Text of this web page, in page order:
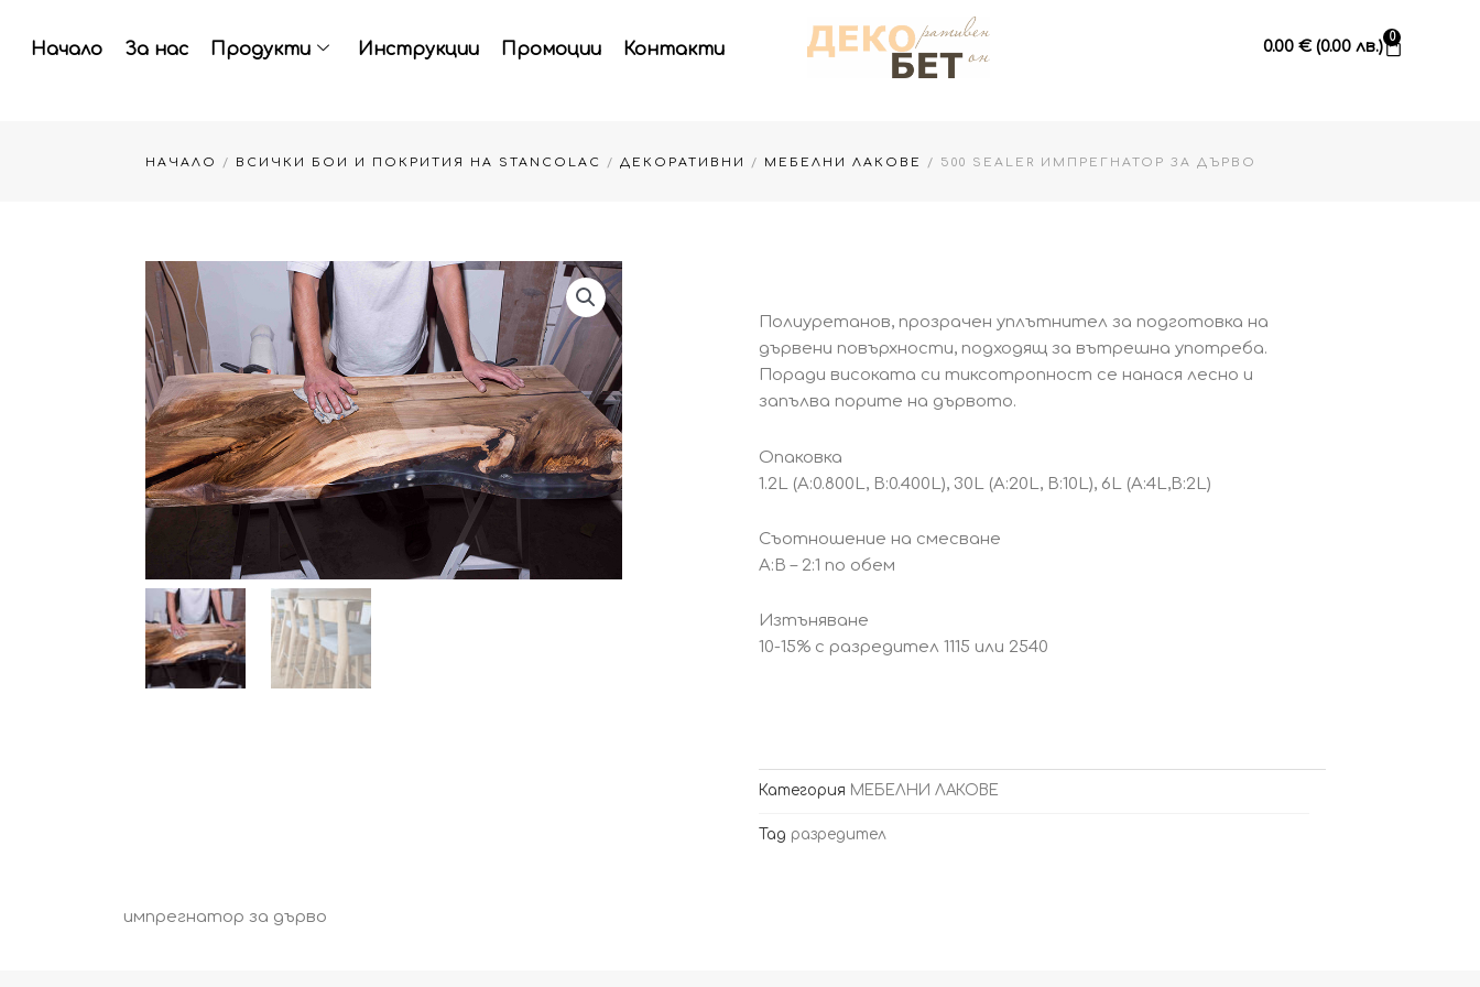
Начало За нас Продукти Инструкции Промоции Контакти 0.00€ (0.00 лв.)
0
Cart
НАЧАЛО / ВСИЧКИ БОИ И ПОКРИТИЯ НА STANCOLAC / ДЕКОРАТИВНИ / МЕБЕЛНИ ЛАКОВЕ / 500 SEALER ИМПРЕГНАТОР ЗА ДЪРВО
Полиуретанов, прозрачен уплътнител за подготовка на
дървени повърхности, подходящ за вътрешна употреба.
Поради високата си тиксотропност се нанася лесно и
запълва порите на дървото.
Опаковка
1.2L (A:0.800L, B:0.400L), 30L (A:20L, B:10L), 6L (A:4L,B:2L)
Съотношение на смесване
A:B – 2:1 по обем
Изтъняване
10-15% с разредител 1115 или 2540
Категория МЕБЕЛНИ ЛАКОВЕ
Tag разредител
импрегнатор за дърво